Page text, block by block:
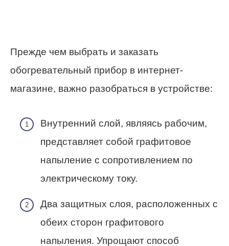
Прежде чем выбрать и заказать
обогревательный прибор в интернет-
магазине, важно разобраться в устройстве:
Внутренний слой, являясь рабочим,
представляет собой графитовое
напыление с сопротивлением по
электрическому току.
Два защитных слоя, расположенных с
обеих сторон графитового
напыления. Упрощают способ